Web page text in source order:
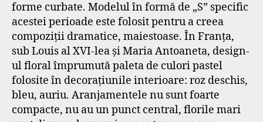
forme curbate. Modelul în formă de „S” specific
acestei perioade este folosit pentru a creea
compoziții dramatice, maiestoase. În Franța,
sub Louis al XVI-lea și Maria Antoaneta, design-
ul floral împrumută paleta de culori pastel
folosite în decorațiunile interioare: roz deschis,
bleu, auriu. Aranjamentele nu sunt foarte
compacte, nu au un punct central, florile mari